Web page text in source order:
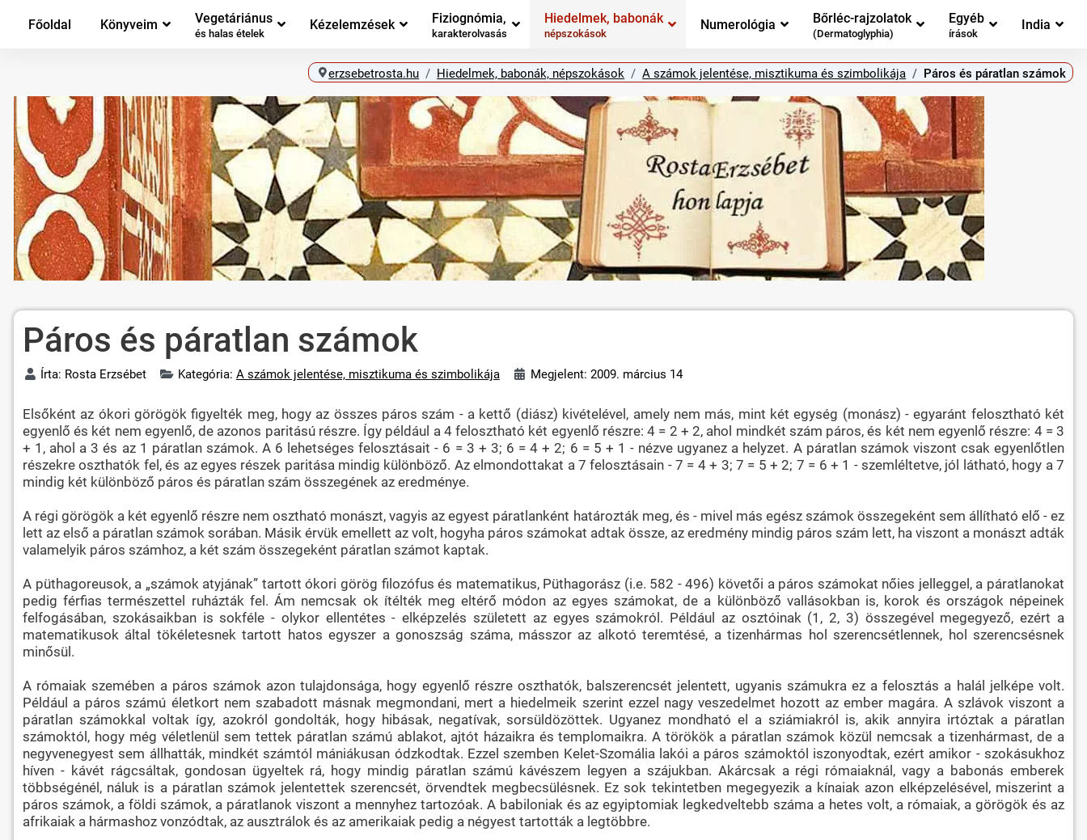
Főoldal Könyveim Vegetáriánus
és halas ételek
Kézelemzések Fiziognómia,
karakterolvasás
Hiedelmek, babonák
népszokások
Numerológia Bőrléc-rajzolatok
(Dermatoglyphia)
Egyéb
írások
India
erzsebetrosta.hu Hiedelmek, babonák, népszokások A számok jelentése, misztikuma és szimbolikája Páros és páratlan számok
Páros és páratlan számok
Írta: Rosta Erzsébet Kategória: A számok jelentése, misztikuma és szimbolikája Megjelent: 2009. március 14
Elsőként az ókori görögök figyelték meg, hogy az összes páros szám - a kettő (diász) kivételével, amely nem más, mint két egység (monász) - egyaránt felosztható két
egyenlő és két nem egyenlő, de azonos paritású részre. Így például a 4 felosztható két egyenlő részre: 4 = 2 + 2, ahol mindkét szám páros, és két nem egyenlő részre: 4 = 3
+ 1, ahol a 3 és az 1 páratlan számok. A 6 lehetséges felosztásait - 6 = 3 + 3; 6 = 4 + 2; 6 = 5 + 1 - nézve ugyanez a helyzet. A páratlan számok viszont csak egyenlőtlen
részekre oszthatók fel, és az egyes részek paritása mindig különböző. Az elmondottakat a 7 felosztásain - 7 = 4 + 3; 7 = 5 + 2; 7 = 6 + 1 - szemléltetve, jól látható, hogy a 7
mindig két különböző páros és páratlan szám összegének az eredménye.
A régi görögök a két egyenlő részre nem osztható monászt, vagyis az egyest páratlanként határozták meg, és - mivel más egész számok összegeként sem állítható elő - ez
lett az első a páratlan számok sorában. Másik érvük emellett az volt, hogyha páros számokat adtak össze, az eredmény mindig páros szám lett, ha viszont a monászt adták
valamelyik páros számhoz, a két szám összegeként páratlan számot kaptak.
A püthagoreusok, a „számok atyjának” tartott ókori görög filozófus és matematikus, Püthagorász (i.e. 582 - 496) követői a páros számokat nőies jelleggel, a páratlanokat
pedig férfias természettel ruházták fel. Ám nemcsak ok ítélték meg eltérő módon az egyes számokat, de a különböző vallásokban is, korok és országok népeinek
felfogásában, szokásaikban is sokféle - olykor ellentétes - elképzelés született az egyes számokról. Például az osztóinak (1, 2, 3) összegével megegyező, ezért a
matematikusok által tökéletesnek tartott hatos egyszer a gonoszság száma, másszor az alkotó teremtésé, a tizenhármas hol szerencsétlennek, hol szerencsésnek
minősül.
A rómaiak szemében a páros számok azon tulajdonsága, hogy egyenlő részre oszthatók, balszerencsét jelentett, ugyanis számukra ez a felosztás a halál jelképe volt.
Például a páros számú életkort nem szabadott másnak megmondani, mert a hiedelmeik szerint ezzel nagy veszedelmet hozott az ember magára. A szlávok viszont a
páratlan számokkal voltak így, azokról gondolták, hogy hibásak, negatívak, sorsüldözöttek. Ugyanez mondható el a sziámiakról is, akik annyira irtóztak a páratlan
számoktól, hogy még véletlenül sem tettek páratlan számú ablakot, ajtót házaikra és templomaikra. A törökök a páratlan számok közül nemcsak a tizenhármast, de a
negyvenegyest sem állhatták, mindkét számtól mániákusan ódzkodtak. Ezzel szemben Kelet-Szomália lakói a páros számoktól iszonyodtak, ezért amikor - szokásukhoz
híven - kávét rágcsáltak, gondosan ügyeltek rá, hogy mindig páratlan számú kávészem legyen a szájukban. Akárcsak a régi rómaiaknál, vagy a babonás emberek
többségénél, náluk is a páratlan számok jelentettek szerencsét, örvendtek megbecsülésnek. Ez sok tekintetben megegyezik a kínaiak azon elképzelésével, miszerint a
páros számok, a földi számok, a páratlanok viszont a mennyhez tartozóak. A babiloniak és az egyiptomiak legkedveltebb száma a hetes volt, a rómaiak, a görögök és az
afrikaiak a hármashoz vonzódtak, az ausztrálok és az amerikaiak pedig a négyest tartották a legtöbbre.